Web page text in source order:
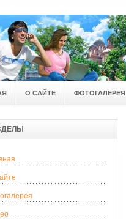
О САЙТЕ ФОТОГАЛЕРЕЯ